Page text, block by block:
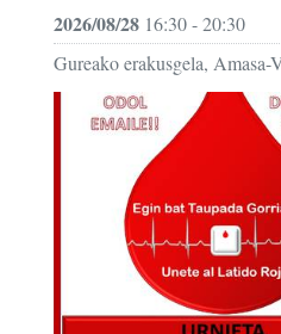
2026/08/28 16:30 - 20:30
Gureako erakusgela, Amasa-